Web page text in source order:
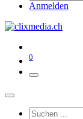
Anmelden
0